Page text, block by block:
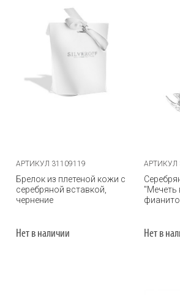
АРТИКУЛ 31109119
Брелок из плетеной кожи с
серебряной вставкой,
чернение
Нет в наличии
АРТИКУЛ
"Мечеть
Нет в